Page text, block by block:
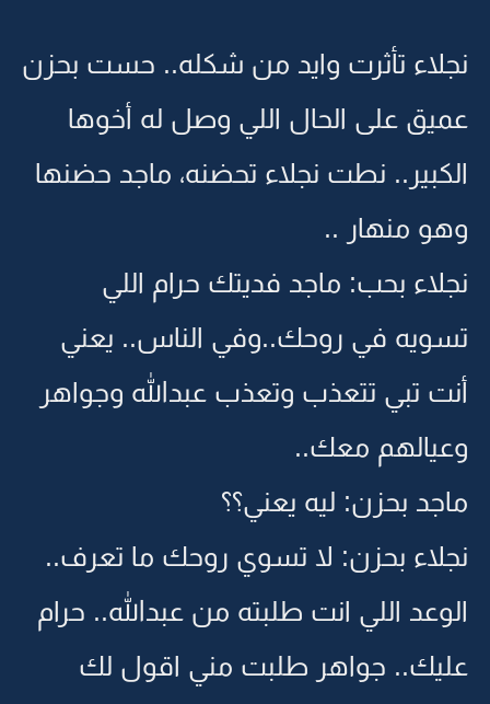
نجلاء تأثرت وايد من شكله.. حست بحزن
عميق على الحال اللي وصل له أخوها
الكبير.. نطت نجلاء تحضنه، ماجد حضنها
وهو منهار ..
نجلاء بحب: ماجد فديتك حرام اللي
تسويه في روحك..وفي الناس.. يعني
أنت تبي تتعذب وتعذب عبدالله وجواهر
وعيالهم معك..
ماجد بحزن: ليه يعني؟؟
نجلاء بحزن: لا تسوي روحك ما تعرف..
الوعد اللي انت طلبته من عبدالله.. حرام
عليك.. جواهر طلبت مني اقول لك